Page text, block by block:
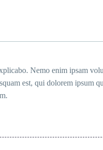
Nemo enim ipsam
est, qui dolorem ipsum